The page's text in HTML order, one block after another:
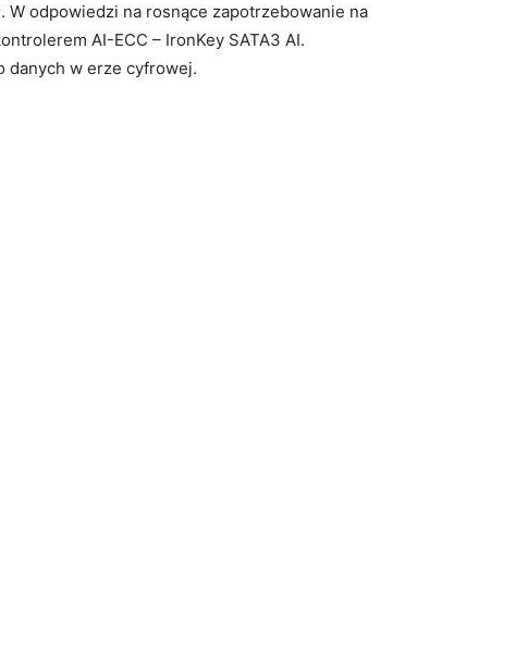
odpowiedzi ⁣na ​rosnące ‍zapotrzebowanie na
AI-ECC – IronKey SATA3 AI.
danych​ w erze cyfrowej.